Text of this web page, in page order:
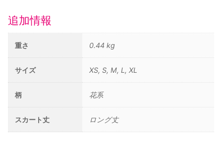
ー
ル
追加情報
重さ 0.44 kg
サイズ XS, S, M, L, XL
柄 花系
スカート丈 ロング丈